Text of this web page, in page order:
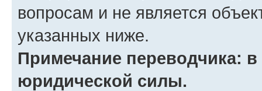
вопросам и не является
указанных ниже.
Примечание переводчика:
юридической силы.